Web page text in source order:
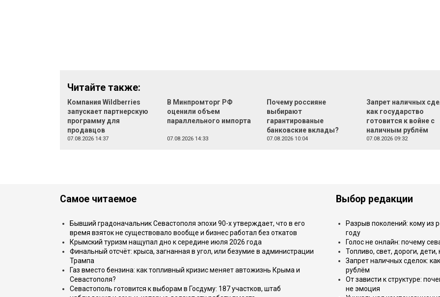
Читайте также:
Компания Wildberries
запускает партнерскую
программу для
продавцов
07.08.2026 14:37
В Минпромторг РФ
оценили объем
параллельного импорта
07.08.2026 14:33
Почему россияне
выбирают
гарантированые
банковские вклады?
07.08.2026 10:04
Запрет наличных
как государство
готовится к войне с
наличным рублём
07.08.2026 09:32
Самое читаемое
Бывший градоначальник Севастополя эпохи 90-х утверждает, что в его
время взяток не существовало вообще и бизнес работал без откатов
Крымский туризм нащупал дно к середине июля 2026 года
Финальный отсчёт: крыса, загнанная в угол, или безумие в администрации
Трампа
Газ вместо бензина: как топливный кризис меняет автожизнь Крыма и
Севастополя?
Севастополь готовится к выборам в Госдуму: 187 участков, штаб
Выбор редакции
Разрыв поколений: кому из
году
Голос не онлайн: почему
Топливо, свет, дороги,
Запрет наличных сделок:
рублём
От зависти к структуре:
не эмоция